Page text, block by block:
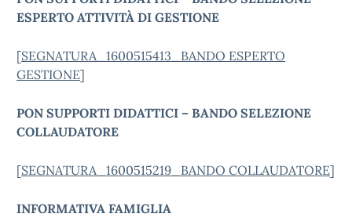
ESPERTO ATTIVITÀ DI GESTIONE
[SEGNATURA_1600515413_BANDO ESPERTO
GESTIONE]
PON SUPPORTI DIDATTICI – BANDO SELEZIONE
COLLAUDATORE
[SEGNATURA_1600515219_BANDO COLLAUDATORE]
INFORMATIVA FAMIGLIA